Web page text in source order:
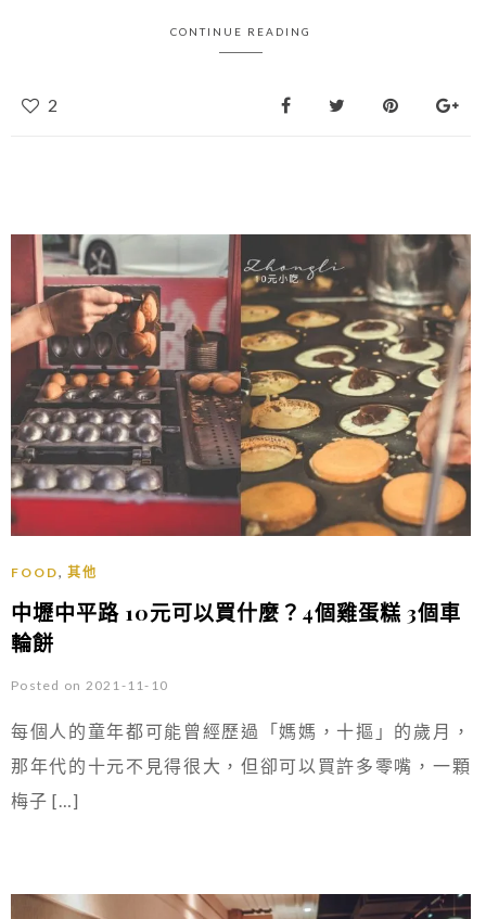
CONTINUE READING
2
FOOD, 其他
中壢中平路 10元可以買什麼？4個雞蛋糕 3個車
輪餅
Posted on 2021-11-10
每個人的童年都可能曾經歷過「媽媽，十摳」的歲月，
那年代的十元不見得很大，但卻可以買許多零嘴，一顆
梅子 […]